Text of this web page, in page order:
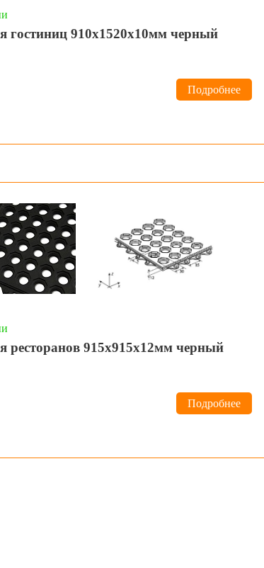
гостиниц 910х1520х10мм черный
Подробнее
ресторанов 915х915х12мм черный
Подробнее